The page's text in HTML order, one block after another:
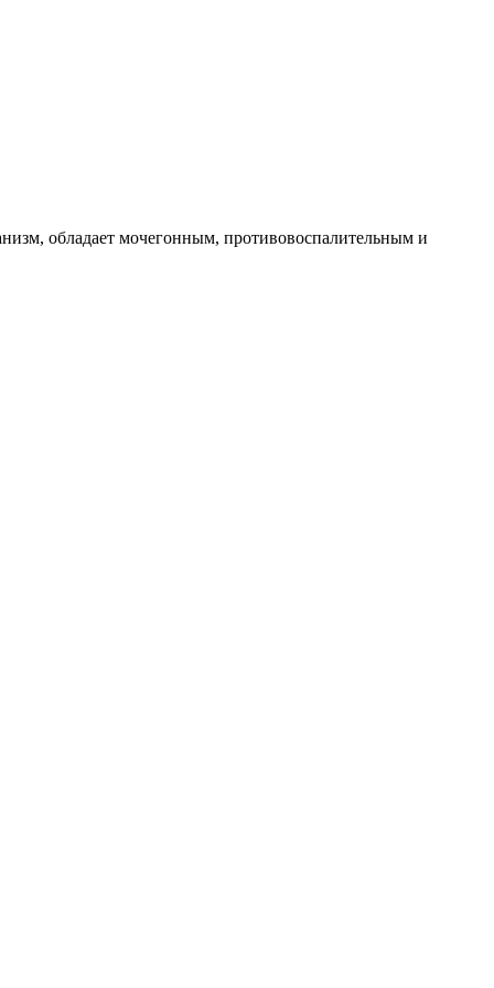
обладает мочегонным, противовоспалительным и